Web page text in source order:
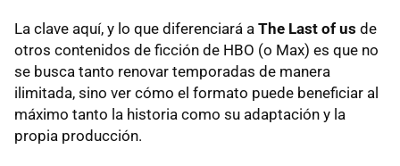
La clave aquí, y lo que diferenciará a The Last of us de
otros contenidos de ficción de HBO (o Max) es que no
se busca tanto renovar temporadas de manera
ilimitada, sino ver cómo el formato puede beneficiar al
máximo tanto la historia como su adaptación y la
propia producción.